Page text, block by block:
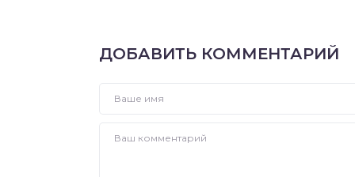
ДОБАВИТЬ КОММЕНТАРИЙ